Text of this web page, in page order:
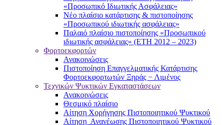
«Προσωπικό Ιδιωτικής Ασφάλειας»
Νέο πλαίσιο κατάρτισης & πιστοποίησης
«Προσωπικού ιδιωτικής ασφάλειας»
Παλαιό πλαίσιο πιστοποίησης «Προσωπικού
ιδιωτικής ασφάλειας» (ΕΤΗ 2012 – 2023)
Φορτοεκφορτών
Ανακοινώσεις
Πιστοποίηση Επαγγελματικής Κατάρτισης
Φορτοεκφορτωτών Ξηράς − Λιμένος
Τεχνικών Ψυκτικών Εγκαταστάσεων
Ανακοινώσεις
Θεσμικό πλαίσιο
Αίτηση Χορήγησης Πιστοποιητικού Ψυκτικού
Αίτηση Ανανέωσης Πιστοποιητικού Ψυκτικού